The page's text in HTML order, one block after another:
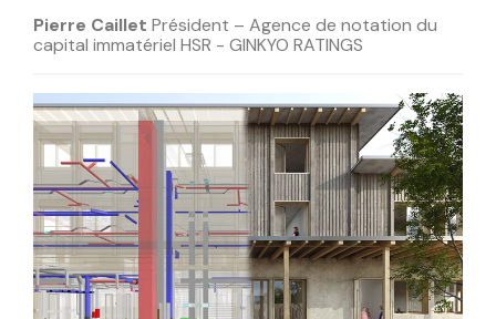
Pierre Caillet Président – Agence de notation du
capital immatériel HSR - GINKYO RATINGS